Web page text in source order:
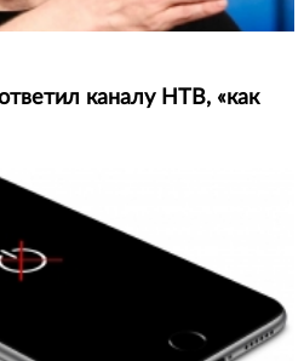
каналу НТВ, «как